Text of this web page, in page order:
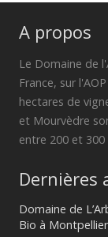
A propos
Le Domaine de
France, sur
hectares de
et Mourvèdre
entre 200 et
Dernières
Domaine de
Bio à Montpellier